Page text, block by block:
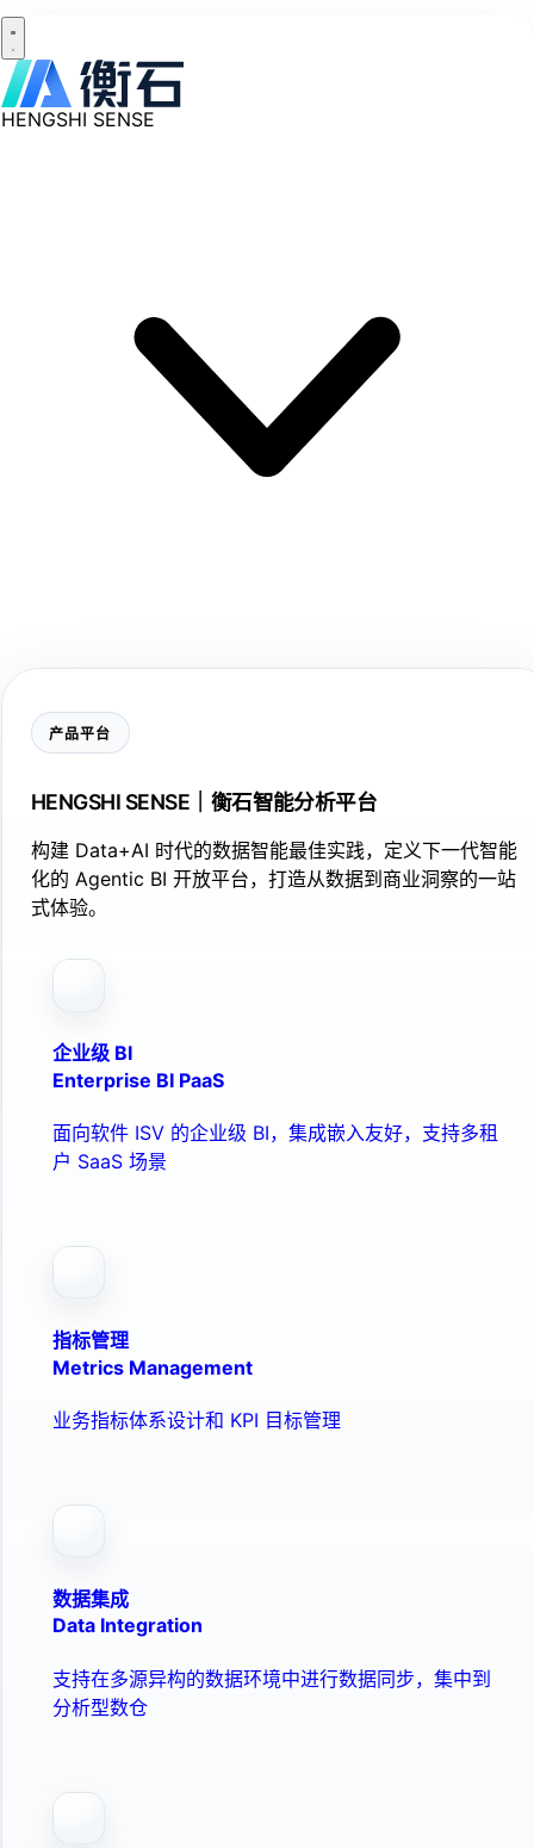
HENGSHI SENSE
产品平台
HENGSHI SENSE｜衡石智能分析平台
构建 Data+AI 时代的数据智能最佳实践，定义下一代智能
化的 Agentic BI 开放平台，打造从数据到商业洞察的一站
式体验。
企业级 BI
Enterprise BI PaaS
面向软件 ISV 的企业级 BI，集成嵌入友好，支持多租
户 SaaS 场景
指标管理
Metrics Management
业务指标体系设计和 KPI 目标管理
数据集成
Data Integration
支持在多源异构的数据环境中进行数据同步，集中到
分析型数仓